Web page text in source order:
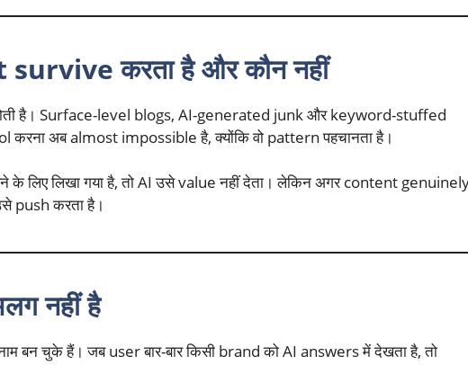
करता है और कौन नहीं
है। Surface-level blogs, AI-generated junk और keyword-stuffed
करना अब almost impossible है, क्योंकि वो pattern पहचानता है।
के लिए लिखा गया है, तो AI उसे value नहीं देता। लेकिन अगर content
push करता है।
नहीं है
बन चुके हैं। जब user बार-बार किसी brand को AI answers में देखता है, तो